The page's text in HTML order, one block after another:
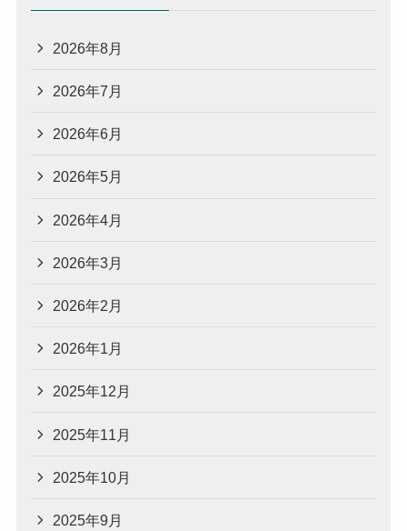
2026年8月
2026年7月
2026年6月
2026年5月
2026年4月
2026年3月
2026年2月
2026年1月
2025年12月
2025年11月
2025年10月
2025年9月